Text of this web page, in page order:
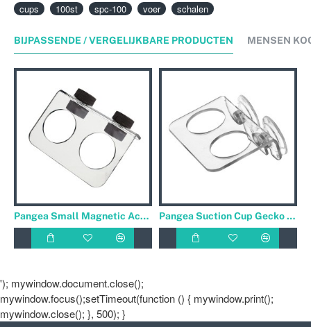
cups
100st spc-100 voer schalen
BIJPASSENDE / VERGELIJKBARE PRODUCTEN MENSEN
Pangea Small Magnetic Acrylic Ledge Pangea Suction Cup Gecko Ledge Small
'); mywindow.document.close();
mywindow.focus();setTimeout(function () { mywindow.print();
mywindow.close(); }, 500); }